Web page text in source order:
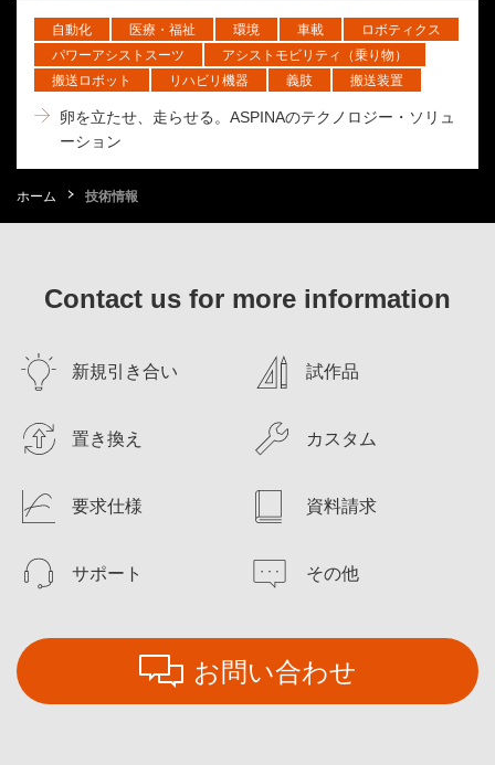
自動化 医療・福祉 環境 車載
ロボティクス
パワーアシストスーツ
アシストモビリティ（乗り物）
搬送ロボット
リハビリ機器 義肢 搬送装置
卵を立たせ、走らせる。ASPINAのテクノロジー・ソリュ
ーション
ホーム 技術情報
Contact us for more information
新規引き合い 試作品
置き換え カスタム
要求仕様 資料請求
サポート その他
お問い合わせ